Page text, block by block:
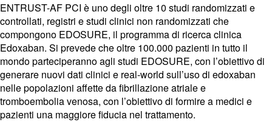
ENTRUST-AF PCI è uno degli oltre 10 studi randomizzati e
controllati, registri e studi clinici non randomizzati che
compongono EDOSURE, il programma di ricerca clinica
Edoxaban. Si prevede che oltre 100.000 pazienti in tutto il
mondo parteciperanno agli studi EDOSURE, con l’obiettivo di
generare nuovi dati clinici e real-world sull’uso di edoxaban
nelle popolazioni affette da fibrillazione atriale e
tromboembolia venosa, con l’obiettivo di formire a medici e
pazienti una maggiore fiducia nel trattamento.